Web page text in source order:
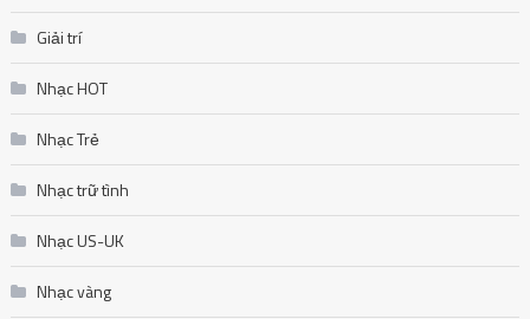
Giải trí
Nhạc HOT
Nhạc Trẻ
Nhạc trữ tình
Nhạc US-UK
Nhạc vàng